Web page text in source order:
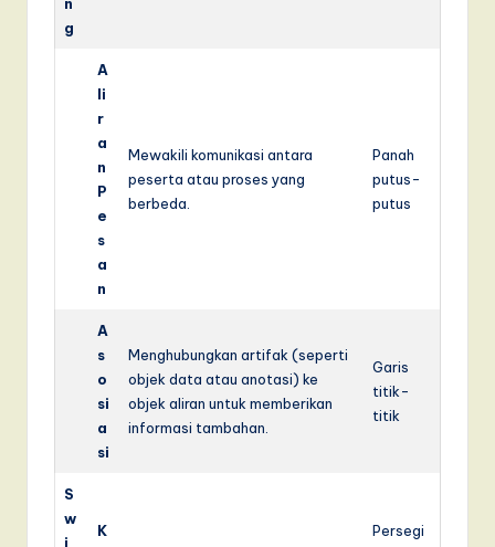
n
g
A
li
r
a
n
P
e
s
a
n
Mewakili komunikasi antara
peserta atau proses yang
berbeda.
Panah
putus-
putus
A
s
o
si
a
si
Menghubungkan artifak (seperti
objek data atau anotasi) ke
objek aliran untuk memberikan
informasi tambahan.
Garis
titik-
titik
S
w
i
K
Persegi